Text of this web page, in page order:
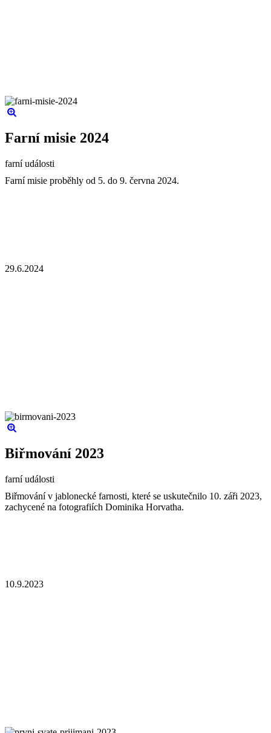
Farní misie 2024
farní události
Farní misie proběhly od 5. do 9. června 2024.
29.6.2024
Biřmování 2023
farní události
Biřmování v jablonecké farnosti, které se uskutečnilo 10. záři 2023,
zachycené na fotografiích Dominika Horvatha.
10.9.2023